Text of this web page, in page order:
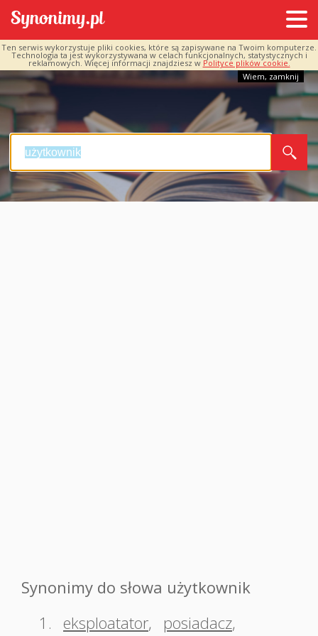
Ten serwis wykorzystuje pliki cookies, które są zapisywane na Twoim komputerze.
Technologia ta jest wykorzystywana w celach funkcjonalnych, statystycznych i
reklamowych. Więcej informacji znajdziesz w Polityce plików cookie.
Wiem, zamknij
Synonimy do słowa użytkownik
1.
eksploatator, posiadacz,